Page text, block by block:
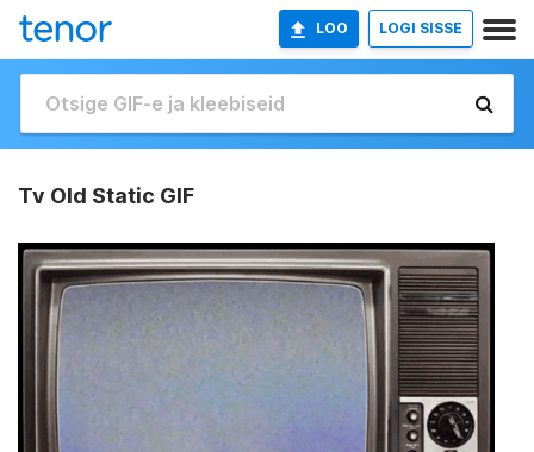
LOO LOGI SISSE
Tv Old Static GIF